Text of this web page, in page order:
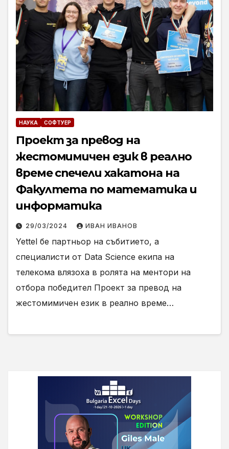
НАУКА СОФТУЕР
Проект за превод на
жестомимичен език в реално
време спечели хакатона на
Факултета по математика и
информатика
29/03/2024 ИВАН ИВАНОВ
Yettel бе партньор на събитието, а
специалисти от Data Science екипа на
телекома влязоха в ролята на ментори на
отбора победител Проект за превод на
жестомимичен език в реално време…